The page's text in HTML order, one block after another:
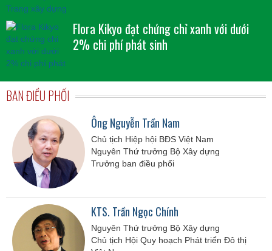
Flora Kikyo đạt chứng chỉ xanh với dưới
2% chi phí phát sinh
BAN ĐIỀU PHỐI
Ông Nguyễn Trần Nam
Chủ tịch Hiệp hội BĐS Việt Nam
Nguyên Thứ trưởng Bộ Xây dựng
Trưởng ban điều phối
KTS. Trần Ngọc Chính
Nguyên Thứ trưởng Bộ Xây dựng
Chủ tịch Hội Quy hoạch Phát triển Đô thị